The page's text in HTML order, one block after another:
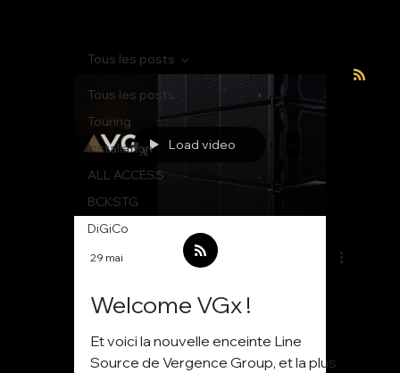
Tous les posts
Touring
Installation
ALL ACCESS
BCKSTG
DiGiCo
Tous les posts
Load video
29 mai
Welcome VGx !
Et voici la nouvelle enceinte Line
Source de Vergence Group, et la plus